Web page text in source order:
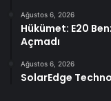
Ağustos 6, 2026
Hükümet: E20
Açmadı
Ağustos 6, 2026
SolarEdge